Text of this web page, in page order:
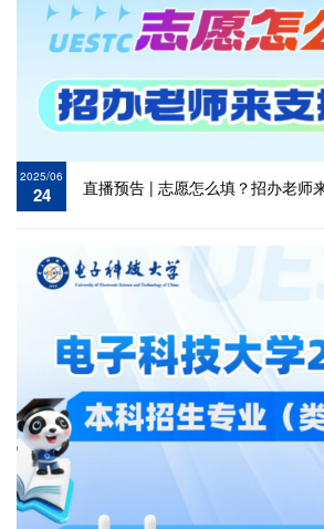
2025/06
24 直播预告 | 志愿怎么填？招办老师